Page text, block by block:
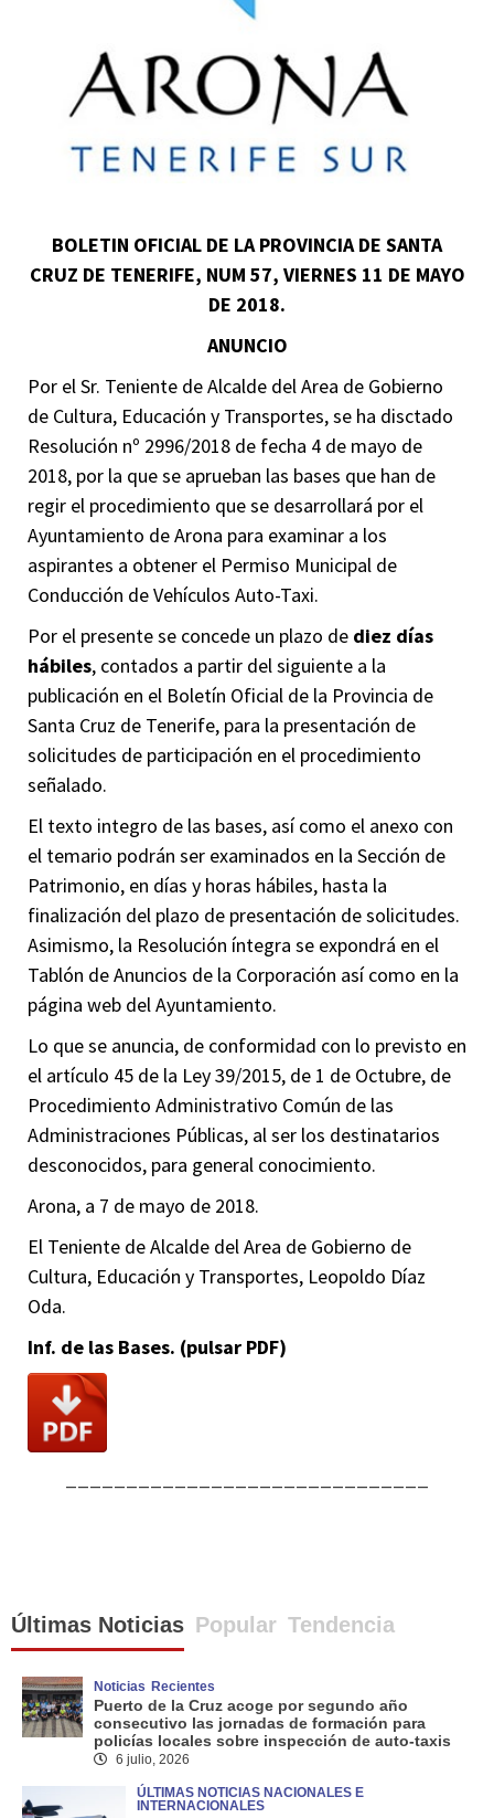
BOLETIN OFICIAL DE LA PROVINCIA DE SANTA
CRUZ DE TENERIFE, NUM 57, VIERNES 11 DE MAYO
DE 2018.
ANUNCIO
Por el Sr. Teniente de Alcalde del Area de Gobierno
de Cultura, Educación y Transportes, se ha disctado
Resolución nº 2996/2018 de fecha 4 de mayo de
2018, por la que se aprueban las bases que han de
regir el procedimiento que se desarrollará por el
Ayuntamiento de Arona para examinar a los
aspirantes a obtener el Permiso Municipal de
Conducción de Vehículos Auto-Taxi.
Por el presente se concede un plazo de diez días
hábiles, contados a partir del siguiente a la
publicación en el Boletín Oficial de la Provincia de
Santa Cruz de Tenerife, para la presentación de
solicitudes de participación en el procedimiento
señalado.
El texto integro de las bases, así como el anexo con
el temario podrán ser examinados en la Sección de
Patrimonio, en días y horas hábiles, hasta la
finalización del plazo de presentación de solicitudes.
Asimismo, la Resolución íntegra se expondrá en el
Tablón de Anuncios de la Corporación así como en la
página web del Ayuntamiento.
Lo que se anuncia, de conformidad con lo previsto en
el artículo 45 de la Ley 39/2015, de 1 de Octubre, de
Procedimiento Administrativo Común de las
Administraciones Públicas, al ser los destinatarios
desconocidos, para general conocimiento.
Arona, a 7 de mayo de 2018.
El Teniente de Alcalde del Area de Gobierno de
Cultura, Educación y Transportes, Leopoldo Díaz
Oda.
Inf. de las Bases. (pulsar PDF)
Últimas Noticias Popular Tendencia
Noticias Recientes
Puerto de la Cruz acoge por segundo año
consecutivo las jornadas de formación para
policías locales sobre inspección de auto-taxis
6 julio, 2026
ÚLTIMAS NOTICIAS NACIONALES E
INTERNACIONALES